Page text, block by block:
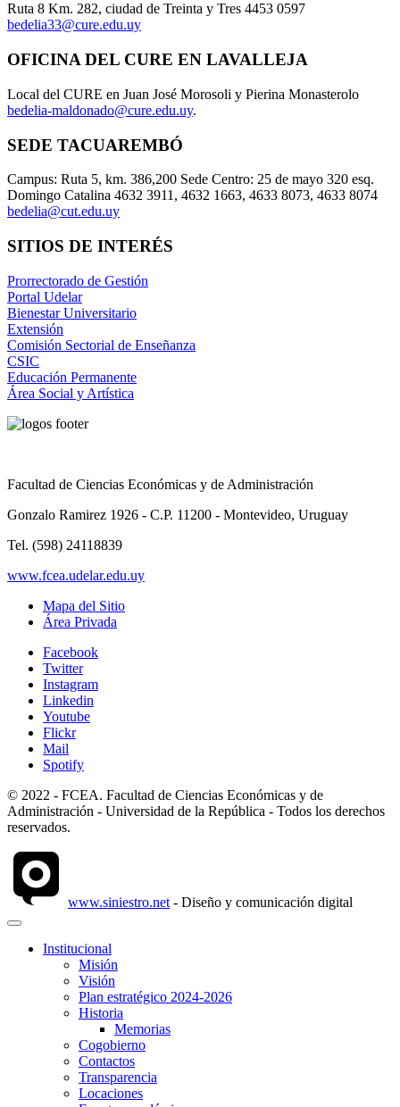
Ruta 8 Km. 282, ciudad de Treinta y Tres 4453 0597
bedelia33@cure.edu.uy
OFICINA DEL CURE EN LAVALLEJA
Local del CURE en Juan José Morosoli y Pierina Monasterolo
bedelia-maldonado@cure.edu.uy.
SEDE TACUAREMBÓ
Campus: Ruta 5, km. 386,200 Sede Centro: 25 de mayo 320 esq.
Domingo Catalina 4632 3911, 4632 1663, 4633 8073, 4633 8074
bedelia@cut.edu.uy
SITIOS DE INTERÉS
Prorrectorado de Gestión
Portal Udelar
Bienestar Universitario
Extensión
Comisión Sectorial de Enseñanza
CSIC
Educación Permanente
Área Social y Artística
Facultad de Ciencias Económicas y de Administración
Gonzalo Ramirez 1926 - C.P. 11200 - Montevideo, Uruguay
Tel. (598) 24118839
www.fcea.udelar.edu.uy
Mapa del Sitio
Área Privada
Facebook
Twitter
Instagram
Linkedin
Youtube
Flickr
Mail
Spotify
© 2022 - FCEA. Facultad de Ciencias Económicas y de
Administración - Universidad de la República - Todos los derechos
reservados.
www.siniestro.net - Diseño y comunicación digital
Institucional
Misión
Visión
Plan estratégico 2024-2026
Historia
Memorias
Cogobierno
Contactos
Transparencia
Locaciones